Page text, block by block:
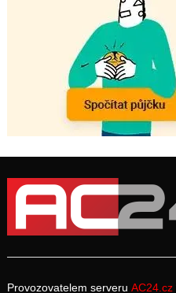
Provozovatelem serveru AC24.cz